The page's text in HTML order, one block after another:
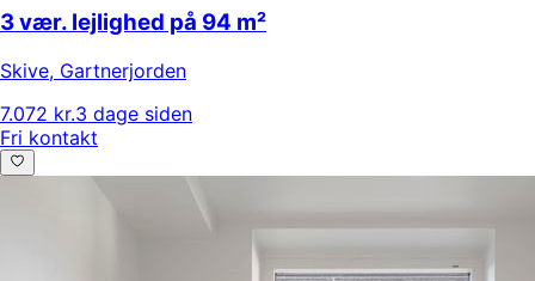
3 vær. lejlighed på 94 m²
Skive, Gartnerjorden
7.072 kr.3 dage siden
Fri kontakt